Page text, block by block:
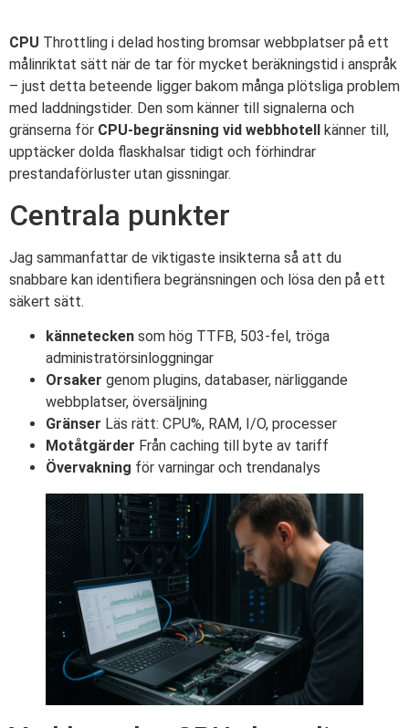
CPU Throttling i delad hosting bromsar webbplatser på ett
målinriktat sätt när de tar för mycket beräkningstid i anspråk
– just detta beteende ligger bakom många plötsliga problem
med laddningstider. Den som känner till signalerna och
gränserna för CPU-begränsning vid webbhotell känner till,
upptäcker dolda flaskhalsar tidigt och förhindrar
prestandaförluster utan gissningar.
Centrala punkter
Jag sammanfattar de viktigaste insikterna så att du
snabbare kan identifiera begränsningen och lösa den på ett
säkert sätt.
kännetecken som hög TTFB, 503-fel, tröga
administratörsinloggningar
Orsaker genom plugins, databaser, närliggande
webbplatser, översäljning
Gränser Läs rätt: CPU%, RAM, I/O, processer
Motåtgärder Från caching till byte av tariff
Övervakning för varningar och trendanalys